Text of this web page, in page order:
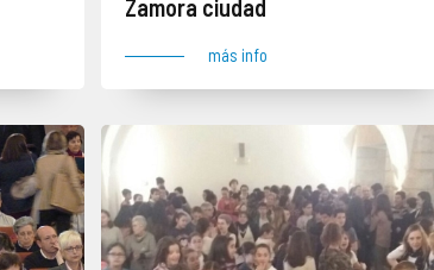
Zamora ciudad
más info